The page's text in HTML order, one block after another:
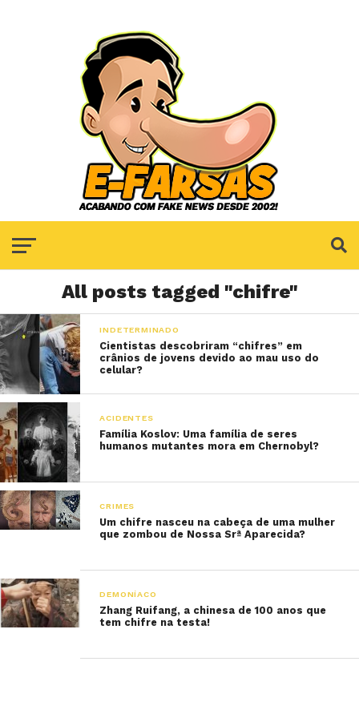
All posts tagged "chifre"
INDETERMINADO
Cientistas descobriram “chifres” em
crânios de jovens devido ao mau uso do
celular?
ACIDENTES
Família Koslov: Uma família de seres
humanos mutantes mora em Chernobyl?
CRIMES
Um chifre nasceu na cabeça de uma mulher
que zombou de Nossa Srª Aparecida?
DEMONÍACO
Zhang Ruifang, a chinesa de 100 anos que
tem chifre na testa!